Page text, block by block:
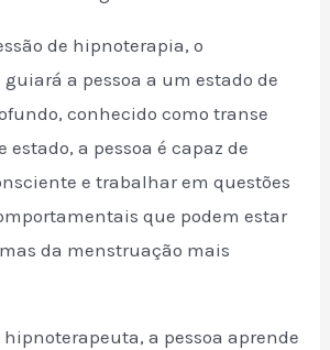
de hipnoterapia, o
a pessoa a um estado de
conhecido como transe
estado, a pessoa é capaz de
e trabalhar em questões
que podem estar
da menstruação mais
a pessoa aprende